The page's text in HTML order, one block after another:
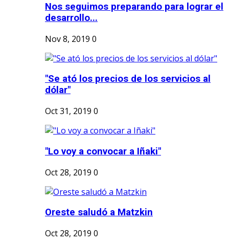
Nos seguimos preparando para lograr el
desarrollo...
Nov 8, 2019 0
"Se ató los precios de los servicios al
dólar"
Oct 31, 2019 0
"Lo voy a convocar a Iñaki"
Oct 28, 2019 0
Oreste saludó a Matzkin
Oct 28, 2019 0